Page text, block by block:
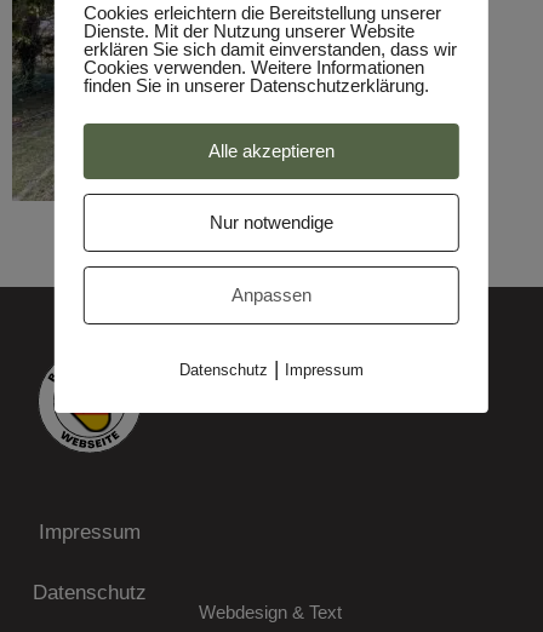
Impressum
Datenschutz
Webdesign & Text
Cookies erleichtern die Bereitstellung unserer
Dienste. Mit der Nutzung unserer Website
erklären Sie sich damit einverstanden, dass wir
Cookies verwenden. Weitere Informationen
finden Sie in unserer Datenschutzerklärung.
Alle akzeptieren
Nur notwendige
Anpassen
Datenschutz | Impressum